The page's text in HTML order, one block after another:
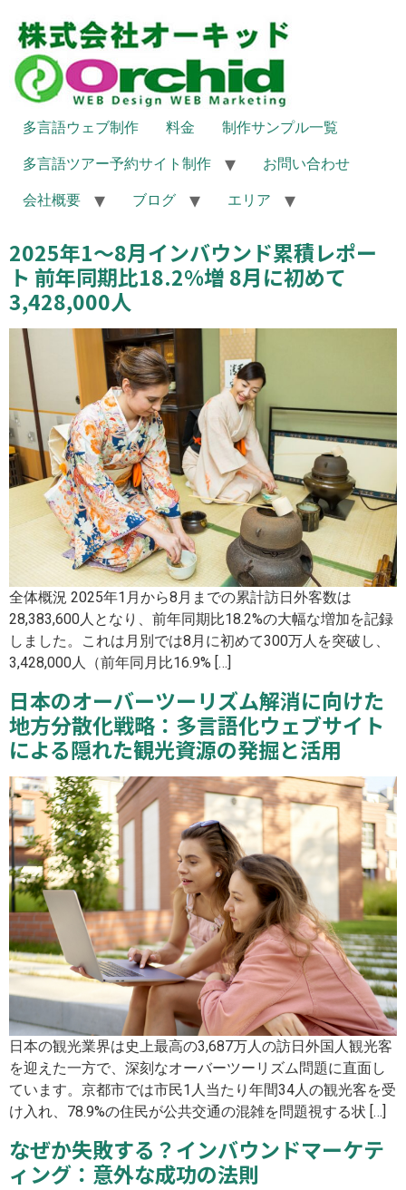
多言語ウェブ制作 料金 制作サンプル一覧
多言語ツアー予約サイト制作 お問い合わせ
会社概要 ブログ エリア
2025年1～8月インバウンド累積レポー
ト 前年同期比18.2%増 8月に初めて
3,428,000人
全体概況 2025年1月から8月までの累計訪日外客数は
28,383,600人となり、前年同期比18.2%の大幅な増加を記録
しました。これは月別では8月に初めて300万人を突破し、
3,428,000人（前年同月比16.9% […]
日本のオーバーツーリズム解消に向けた
地方分散化戦略：多言語化ウェブサイト
による隠れた観光資源の発掘と活用
日本の観光業界は史上最高の3,687万人の訪日外国人観光客
を迎えた一方で、深刻なオーバーツーリズム問題に直面し
ています。京都市では市民1人当たり年間34人の観光客を受
け入れ、78.9%の住民が公共交通の混雑を問題視する状 […]
なぜか失敗する？インバウンドマーケテ
ィング：意外な成功の法則